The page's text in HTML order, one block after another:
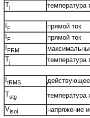
Tj
температура
F
прямой ток
F
прямой ток
FRM
Tj температура
tRMS
Tstg
температура
Visol напряжение